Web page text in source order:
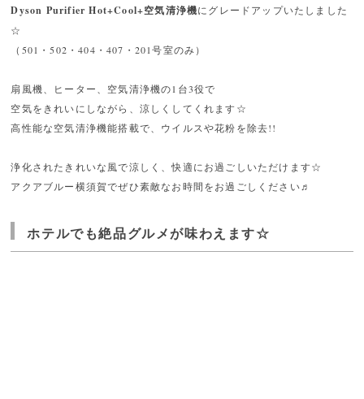
Dyson Purifier Hot+Cool+空気清浄機にグレードアップいたしました
☆
（501・502・404・407・201号室のみ）
扇風機、ヒーター、空気清浄機の1台3役で
空気をきれいにしながら、涼しくしてくれます☆
高性能な空気清浄機能搭載で、ウイルスや花粉を除去!!
浄化されたきれいな風で涼しく、快適にお過ごしいただけます☆
アクアブルー横須賀でぜひ素敵なお時間をお過ごしください♬
ホテルでも絶品グルメが味わえます☆